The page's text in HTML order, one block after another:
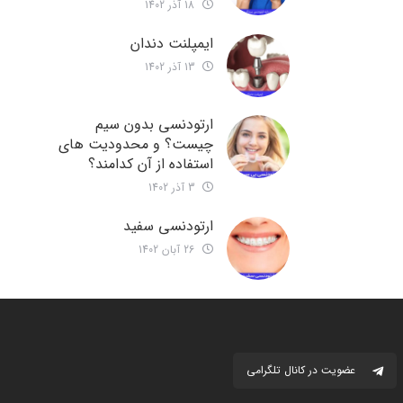
ایمپلنت دندان
ارتودنسی بدون سیم
چیست؟ و محدودیت های
استفاده از آن کدامند؟
ارتودنسی سفید
عضویت در کانال تلگرامی